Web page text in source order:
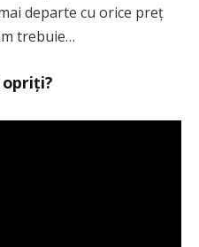
departe cu orice preț
trebuie…
opriți?